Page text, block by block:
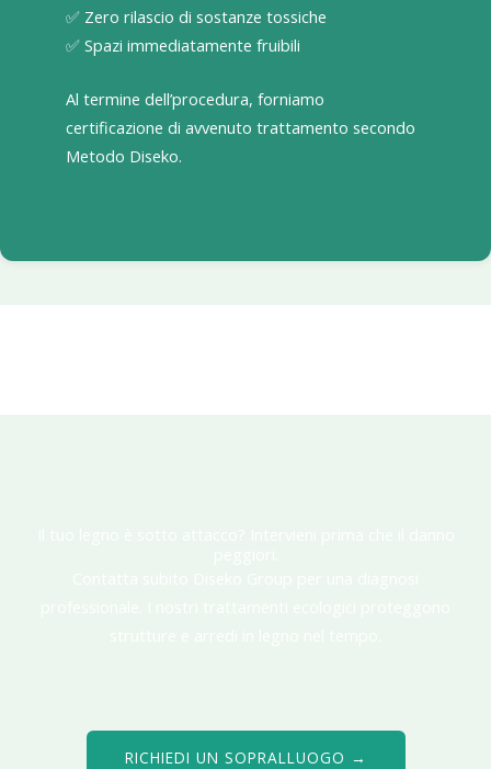
✅ Zero rilascio di sostanze tossiche
✅ Spazi immediatamente fruibili
Al termine dell’procedura, forniamo
certificazione di avvenuto trattamento secondo
Metodo Diseko.
RICHIEDI UN SOPRALLUOGO →